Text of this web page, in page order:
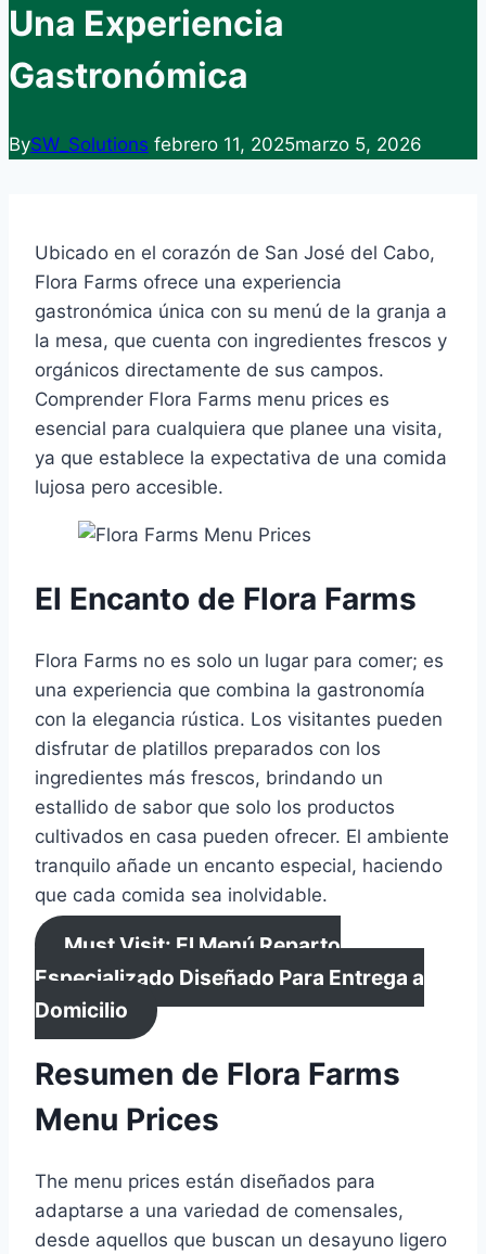
Una Experiencia
Gastronómica
BySW_Solutions febrero 11, 2025marzo 5, 2026
Ubicado en el corazón de San José del Cabo,
Flora Farms ofrece una experiencia
gastronómica única con su menú de la granja a
la mesa, que cuenta con ingredientes frescos y
orgánicos directamente de sus campos.
Comprender Flora Farms menu prices es
esencial para cualquiera que planee una visita,
ya que establece la expectativa de una comida
lujosa pero accesible.
El Encanto de Flora Farms
Flora Farms no es solo un lugar para comer; es
una experiencia que combina la gastronomía
con la elegancia rústica. Los visitantes pueden
disfrutar de platillos preparados con los
ingredientes más frescos, brindando un
estallido de sabor que solo los productos
cultivados en casa pueden ofrecer. El ambiente
tranquilo añade un encanto especial, haciendo
que cada comida sea inolvidable.
Must Visit: El Menú Reparto
Especializado Diseñado Para Entrega a
Domicilio
Resumen de Flora Farms
Menu Prices
The menu prices están diseñados para
adaptarse a una variedad de comensales,
desde aquellos que buscan un desayuno ligero